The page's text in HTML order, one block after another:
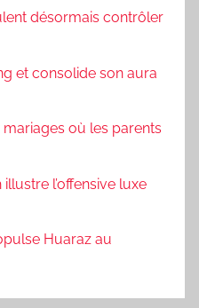
désormais contrôler
et consolide son aura
où les parents
l’offensive luxe
Huaraz au